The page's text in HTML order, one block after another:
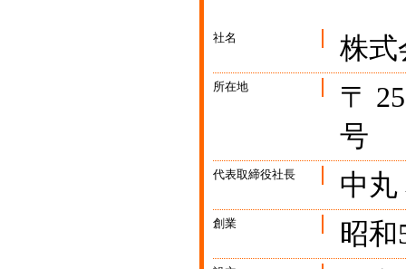
社名 株式
所在地
〒
号
代表取締役社長 中丸
創業 昭和